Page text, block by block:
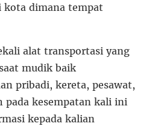
kota dimana tempat
alat transportasi yang
mudik baik
pribadi, kereta, pesawat,
pada kesempatan kali ini
kepada kalian